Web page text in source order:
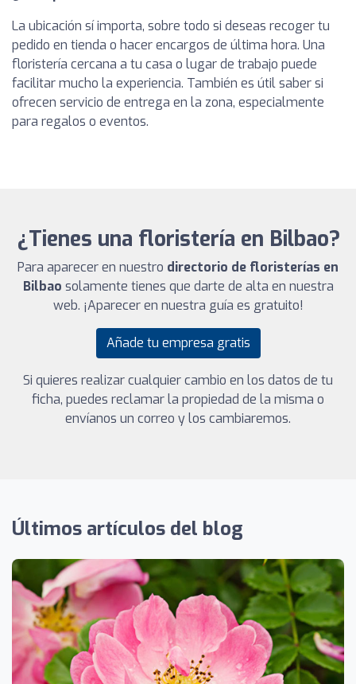
La ubicación sí importa, sobre todo si deseas recoger tu
pedido en tienda o hacer encargos de última hora. Una
floristería cercana a tu casa o lugar de trabajo puede
facilitar mucho la experiencia. También es útil saber si
ofrecen servicio de entrega en la zona, especialmente
para regalos o eventos.
¿Tienes una floristería en Bilbao?
Para aparecer en nuestro directorio de floristerías en
Bilbao solamente tienes que darte de alta en nuestra
web. ¡Aparecer en nuestra guía es gratuito!
Añade tu empresa gratis
Si quieres realizar cualquier cambio en los datos de tu
ficha, puedes reclamar la propiedad de la misma o
envíanos un correo y los cambiaremos.
Últimos artículos del blog